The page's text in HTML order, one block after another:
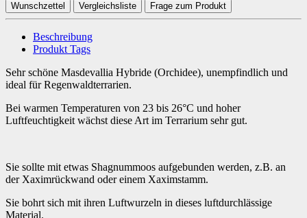
Wunschzettel Vergleichsliste Frage zum Produkt
Beschreibung
Produkt Tags
Sehr schöne Masdevallia Hybride (Orchidee), unempfindlich und
ideal für Regenwaldterrarien.
Bei warmen Temperaturen von 23 bis 26°C und hoher
Luftfeuchtigkeit wächst diese Art im Terrarium sehr gut.
Sie sollte mit etwas Shagnummoos aufgebunden werden, z.B. an
der Xaximrückwand oder einem Xaximstamm.
Sie bohrt sich mit ihren Luftwurzeln in dieses luftdurchlässige
Material.